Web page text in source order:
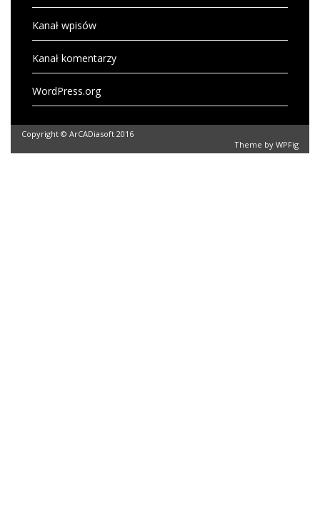
Kanał wpisów
Kanał komentarzy
WordPress.org
Copyright © ArCADiasoft 2016
Theme by WPFig